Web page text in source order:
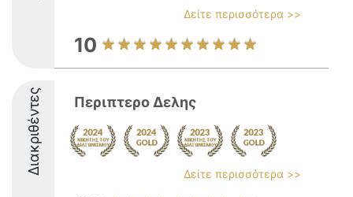
Δείτε περισσότερα >>
10
Διακριθέντες Περιπτερο Δελης
Δείτε περισσότερα >>